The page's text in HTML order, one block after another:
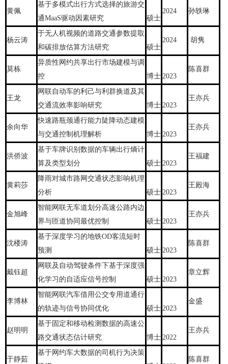
黄佩
基于多模式出行方式选择的旅游交
通MaaS驱动因素研究
硕士
2024 孙轶琳
杨云涛
于无人机视频的道路交通参数提取
和碳排放估算方法研究
硕士
2024 胡隽
莫栋
异质性网约共享出行市场建模与调
控
博士 2023
陈喜群
王龙
网联自动车的利己与利群换道及其
交通流效率影响研究
博士 2023
王亦兵
余向华
快速路瓶颈通行能力陡降动态建模
与交通控制机理解析
博士 2023
王亦兵
洪侨波
基于车牌识别数据的车辆出行熵计
算及类型划分
硕士 2023
王福建
黄莉莎
降雨对城市路网交通状态影响机理
分析
硕士 2023
王殿海
金旭峰
智能网联无车道划分高速公路内边
界与匝道协同最优控制
硕士 2023
王亦兵
沈楼涛
基于深度学习的地铁OD客流短时
预测
硕士 2023
陈喜群
戴钰超
网联及自动驾驶条件下基于深度强
化学习的自适应信号控制
硕士 2023
章立辉
李博林
智能网联汽车借用公交专用道通行
的轨迹与信号协同优化
硕士 2023
金盛
赵明明
基于固定和移动检测数据的高速公
路交通状态估计研究
博士 2022
王亦兵
于静茹
基于网约车大数据的司机行为决策
陈喜群